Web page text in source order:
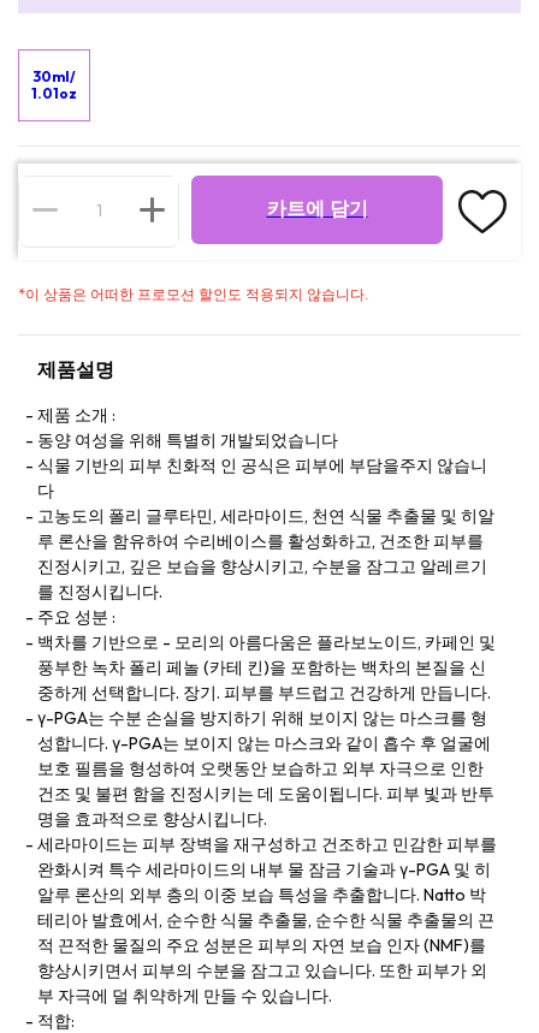
30ml/
1.01oz
카트에 담기
*이 상품은 어떠한 프로모션 할인도 적용되지 않습니다.
제품설명
제품 소개 :
동양 여성을 위해 특별히 개발되었습니다
식물 기반의 피부 친화적 인 공식은 피부에 부담을주지 않습니
다
고농도의 폴리 글루타민, 세라마이드, 천연 식물 추출물 및 히알
루 론산을 함유하여 수리베이스를 활성화하고, 건조한 피부를
진정시키고, 깊은 보습을 향상시키고, 수분을 잠그고 알레르기
를 진정시킵니다.
주요 성분 :
백차를 기반으로 - 모리의 아름다움은 플라보노이드, 카페인 및
풍부한 녹차 폴리 페놀 (카테 킨)을 포함하는 백차의 본질을 신
중하게 선택합니다. 장기. 피부를 부드럽고 건강하게 만듭니다.
γ-PGA는 수분 손실을 방지하기 위해 보이지 않는 마스크를 형
성합니다. γ-PGA는 보이지 않는 마스크와 같이 흡수 후 얼굴에
보호 필름을 형성하여 오랫동안 보습하고 외부 자극으로 인한
건조 및 불편 함을 진정시키는 데 도움이됩니다. 피부 빛과 반투
명을 효과적으로 향상시킵니다.
세라마이드는 피부 장벽을 재구성하고 건조하고 민감한 피부를
완화시켜 특수 세라마이드의 내부 물 잠금 기술과 γ-PGA 및 히
알루 론산의 외부 층의 이중 보습 특성을 추출합니다. Natto 박
테리아 발효에서, 순수한 식물 추출물, 순수한 식물 추출물의 끈
적 끈적한 물질의 주요 성분은 피부의 자연 보습 인자 (NMF)를
향상시키면서 피부의 수분을 잠그고 있습니다. 또한 피부가 외
부 자극에 덜 취약하게 만들 수 있습니다.
적합: